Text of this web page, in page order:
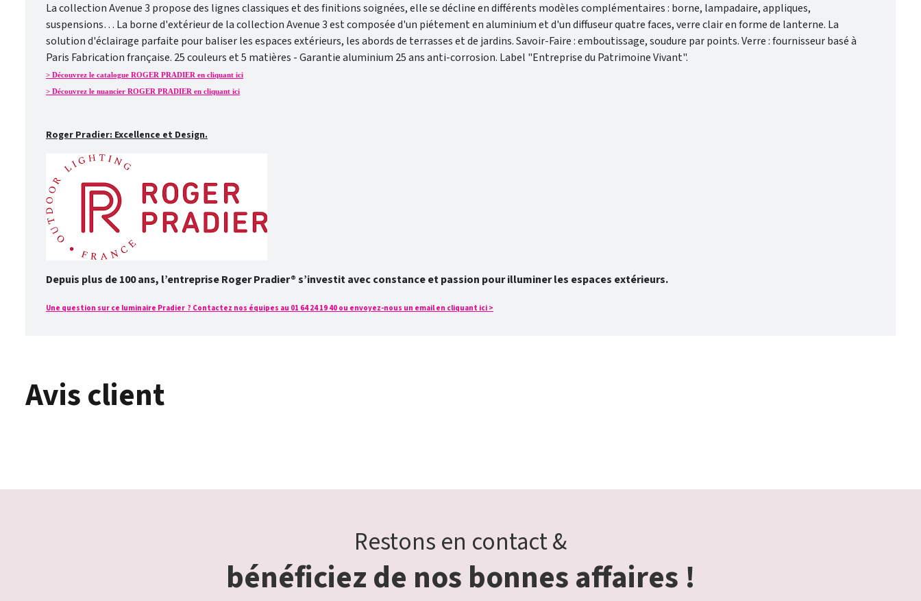
La collection Avenue 3 propose des lignes classiques et des finitions soignées, elle se décline en différents modèles complémentaires : borne, lampadaire, appliques,
suspensions… La borne d'extérieur de la collection Avenue 3 est composée d'un piétement en aluminium et d'un diffuseur quatre faces, verre clair en forme de lanterne. La
solution d'éclairage parfaite pour baliser les espaces extérieurs, les abords de terrasses et de jardins. Savoir-Faire : emboutissage, soudure par points. Verre : fournisseur basé à
Paris Fabrication française. 25 couleurs et 5 matières - Garantie aluminium 25 ans anti-corrosion. Label "Entreprise du Patrimoine Vivant".
> Découvrez le catalogue ROGER PRADIER en cliquant ici
> Découvrez le nuancier ROGER PRADIER en cliquant ici
Roger Pradier: Excellence et Design.
Depuis plus de 100 ans, l’entreprise Roger Pradier® s’investit avec constance et passion pour illuminer les espaces extérieurs.
Une question sur ce luminaire Pradier ? Contactez nos équipes au 01 64 24 19 40 ou envoyez-nous un email en cliquant ici >
Avis client
Restons en contact &
bénéficiez de nos bonnes affaires !